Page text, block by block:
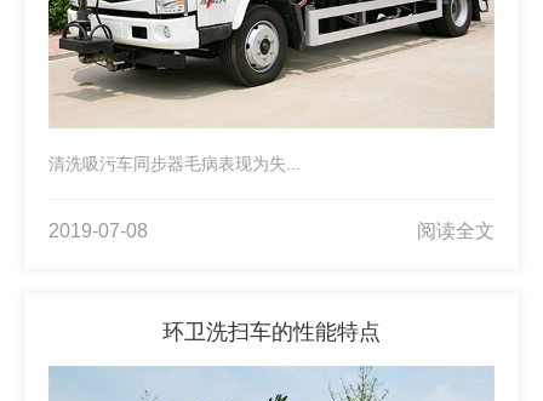
清洗吸污车同步器毛病表现为失...
2019-07-08 阅读全文
环卫洗扫车的性能特点